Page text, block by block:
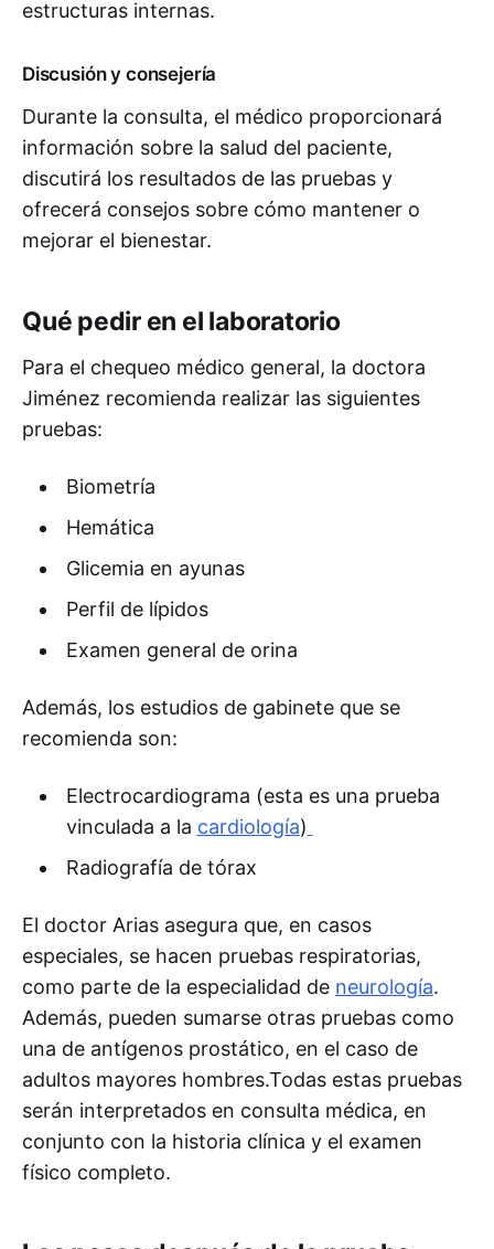
estructuras internas.
Discusión y consejería
Durante la consulta, el médico proporcionará
información sobre la salud del paciente,
discutirá los resultados de las pruebas y
ofrecerá consejos sobre cómo mantener o
mejorar el bienestar.
Qué pedir en el laboratorio
Para el chequeo médico general, la doctora
Jiménez recomienda realizar las siguientes
pruebas:
Biometría
Hemática
Glicemia en ayunas
Perfil de lípidos
Examen general de orina
Además, los estudios de gabinete que se
recomienda son:
Electrocardiograma (esta es una prueba
vinculada a la cardiología)
Radiografía de tórax
El doctor Arias asegura que, en casos
especiales, se hacen pruebas respiratorias,
como parte de la especialidad de neurología.
Además, pueden sumarse otras pruebas como
una de antígenos prostático, en el caso de
adultos mayores hombres.Todas estas pruebas
serán interpretados en consulta médica, en
conjunto con la historia clínica y el examen
físico completo.